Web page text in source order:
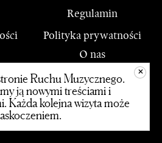
Regulamin
Polityka prywatności
O nas
PWM
Wydawnictwo Muzyczne
+
Ruchu Muzycznego.
ją nowymi treściami i
Każda kolejna wizyta może